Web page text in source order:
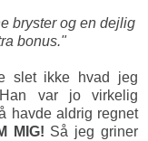
bryster og en dejlig
bonus."
slet ikke hvad jeg
var jo virkelig
havde aldrig regnet
MIG! Så jeg griner